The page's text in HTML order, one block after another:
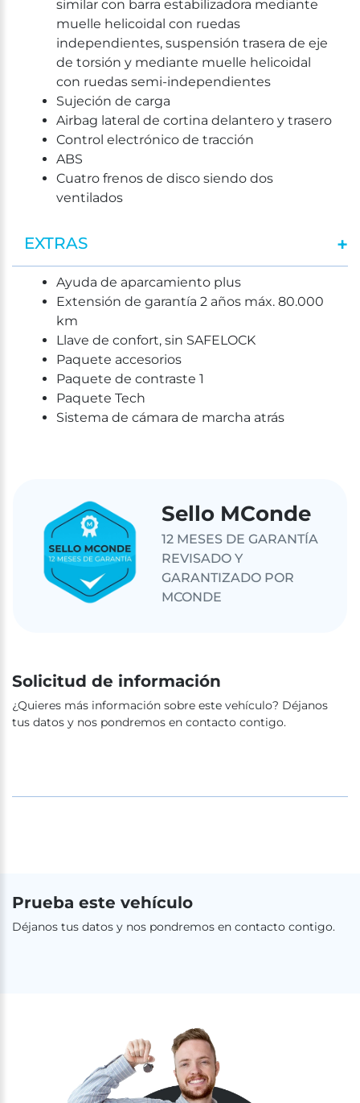
similar con barra estabilizadora mediante
muelle helicoidal con ruedas
independientes, suspensión trasera de eje
de torsión y mediante muelle helicoidal
con ruedas semi-independientes
Sujeción de carga
Airbag lateral de cortina delantero y trasero
Control electrónico de tracción
ABS
Cuatro frenos de disco siendo dos
ventilados
EXTRAS
Ayuda de aparcamiento plus
Extensión de garantía 2 años máx. 80.000
km
Llave de confort, sin SAFELOCK
Paquete accesorios
Paquete de contraste 1
Paquete Tech
Sistema de cámara de marcha atrás
Sello MConde
12 MESES DE GARANTÍA
REVISADO Y
GARANTIZADO POR
MCONDE
Solicitud de información
¿Quieres más información sobre este vehículo? Déjanos
tus datos y nos pondremos en contacto contigo.
Prueba este vehículo
Déjanos tus datos y nos pondremos en contacto contigo.